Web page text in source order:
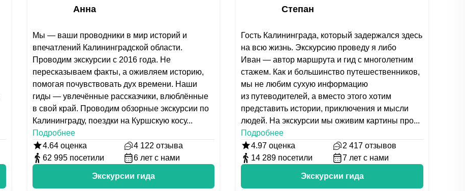
Анна
Мы — ваши проводники в мир историй и
впечатлений Калининградской области.
Проводим экскурсии с 2016 года. Не
пересказываем факты, а оживляем историю,
помогая почувствовать дух времени. Наши
гиды — увлечённые рассказчики, влюблённые
в свой край. Проводим обзорные экскурсии по
Калининграду, поездки на Куршскую косу...
Подробнее
4.64оценка 4 122 отзыва
62 995 посетили 6 лет с нами
Экскурсии гида
Степан
Гость Калининграда, который задержался здесь
на всю жизнь. Экскурсию проведу я либо
Иван — автор маршрута и гид с многолетним
стажем. Как и большинство путешественников,
мы не любим сухую информацию
из путеводителей, а вместо этого хотим
представить истории, приключения и мысли
людей. На экскурсии мы оживим картины про...
Подробнее
4.97 оценка 2 417 отзывов
14 289 посетили 7 лет с нами
Экскурсии гида